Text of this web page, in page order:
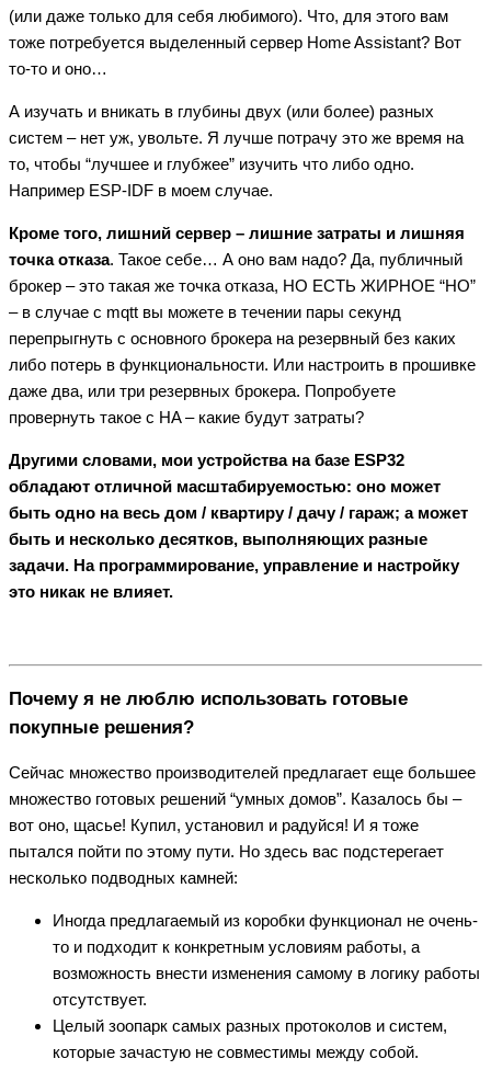
(или даже только для себя любимого). Что, для этого вам
тоже потребуется выделенный сервер Home Assistant? Вот
то-то и оно…
А изучать и вникать в глубины двух (или более) разных
систем – нет уж, увольте. Я лучше потрачу это же время на
то, чтобы “лучшее и глубжее” изучить что либо одно.
Например ESP-IDF в моем случае.
Кроме того, лишний сервер – лишние затраты и лишняя
точка отказа. Такое себе… А оно вам надо? Да, публичный
брокер – это такая же точка отказа, НО ЕСТЬ ЖИРНОЕ “НО”
– в случае с mqtt вы можете в течении пары секунд
перепрыгнуть с основного брокера на резервный без каких
либо потерь в функциональности. Или настроить в прошивке
даже два, или три резервных брокера. Попробуете
провернуть такое с HA – какие будут затраты?
Другими словами, мои устройства на базе ESP32
обладают отличной масштабируемостью: оно может
быть одно на весь дом / квартиру / дачу / гараж; а может
быть и несколько десятков, выполняющих разные
задачи. На программирование, управление и настройку
это никак не влияет.
Почему я не люблю использовать готовые
покупные решения?
Сейчас множество производителей предлагает еще большее
множество готовых решений “умных домов”. Казалось бы –
вот оно, щасье! Купил, установил и радуйся! И я тоже
пытался пойти по этому пути. Но здесь вас подстерегает
несколько подводных камней:
Иногда предлагаемый из коробки функционал не очень-
то и подходит к конкретным условиям работы, а
возможность внести изменения самому в логику работы
отсутствует.
Целый зоопарк самых разных протоколов и систем,
которые зачастую не совместимы между собой.